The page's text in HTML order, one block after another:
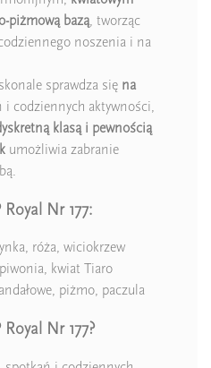
piżmową bazą, tworząc
noszenia i na
sprawdza się na
i codziennych aktywności,
klasą i pewnością
umożliwia zabranie
Nr 177:
róża, wiciokrzew
kwiat Tiaro
piżmo, paczula
Nr 177?